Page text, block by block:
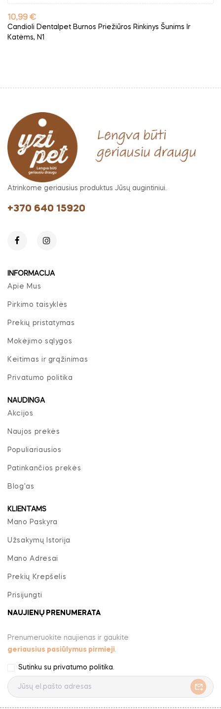
Kaina
10,99 €
Candioli Dentalpet Burnos Priežiūros Rinkinys Šunims Ir
Katėms, N1
Atrinkome geriausius produktus Jūsų augintiniui.
+370 640 15920
INFORMACIJA
Apie Mus
Pirkimo taisyklės
Prekių pristatymas
Mokėjimo sąlygos
Keitimas ir grąžinimas
Privatumo politika
NAUDINGA
Akcijos
Naujos prekės
Populiariausios
Patinkančios prekės
Blog'as
KLIENTAMS
Mano Paskyra
Užsakymų Istorija
Mano Adresai
Prekių Krepšelis
Prisijungti
NAUJIENŲ PRENUMERATA
Prenumeruokite naujienas ir gaukite
geriausius pasiūlymus pirmieji.
Sutinku su privatumo politika.